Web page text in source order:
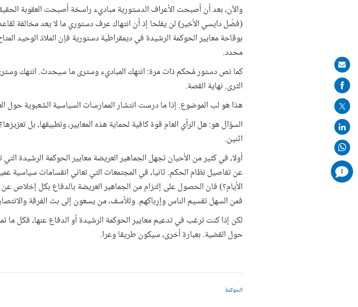
والآن، بعد أن أصبحت الأعراف الدستورية مباديء راسخة أصبحت العقوبة
(فضّل دايسي الأخير) لن يفلحا إذ أن انتهاك عرف دستوري ما لا يعد مخالفة
بوقاحة معايير الحوكمة الرشيدة في ديمقراطية دستورية فإن الملاذ الوحيد
محدد.
كما نص دستور مُحكم ذات مرة: انتهِك المباديء وسترى ما سيحدث. انتهك
الثرى. نهاية القصة.
هذا هو لب الموضوع. إذا ما درست انتشار الممارسات السياسية الشعبوية حول
السؤال هو: هل الرأي العام قوة كافية لحماية هذه المعايير، وتطبيقها، بل
اثنين.
أولا، في كثير من الأحيان تجهل الجماهير العريضة معايير الحوكمة الرشيدة
عن تفاصيل نظام الحكم. ثانيا، في المجتمعات التي تعاني انقسامات سياسية
الأيام؟) فان الحصول على إلتزام من الجماهير العريضة بالدفاع بكل إخلاص
فمن السهل تقسيم الناس وإرباكهم. وللأسف، من يسعون إلى بث الفرقة
لكن إذا كنت ترغب في تدعيم معايير الحوكمة الرشيدة أو الدفاع عنها، فكل ما
حول القضية. بعبارة أخرى، سيكون طريقا وعرا.
الحوكمة
Share
on
mail
1
comments
added